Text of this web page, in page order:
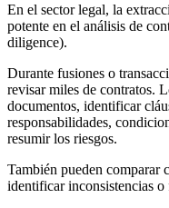
En el sector legal, la
potente en el análisis de
diligence).
Durante fusiones o
revisar miles de contratos.
documentos, identificar
responsabilidades,
resumir los riesgos.
También pueden comparar
identificar inconsistencias o